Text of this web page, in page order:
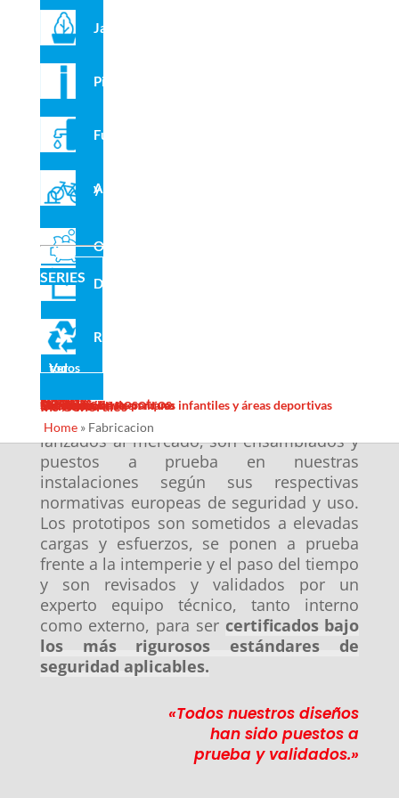
Jardineras
Pilonas
Fuentes
Aparcabicis y VMP
Outlet
SERIES Domo
Reciclado
Ver todos
Sombras Textiles
Noticias
Galería
Trabaja con nosotros
Servicios
Diseño
Fabricacion
Mantenimiento
Proyectos llave en mano
Desinfección de parques infantiles y áreas deportivas
Contacto
Ins Generales
Home» Fabricacion
Todos los productos, antes de ser
lanzados al mercado, son ensamblados y
puestos a prueba en nuestras
instalaciones según sus respectivas
normativas europeas de seguridad y uso.
Los prototipos son sometidos a elevadas
cargas y esfuerzos, se ponen a prueba
frente a la intemperie y el paso del tiempo
y son revisados y validados por un
experto equipo técnico, tanto interno
como externo, para ser certificados bajo
los más rigurosos estándares de
seguridad aplicables.
«Todos nuestros diseños
han sido puestos a
prueba y validados.»